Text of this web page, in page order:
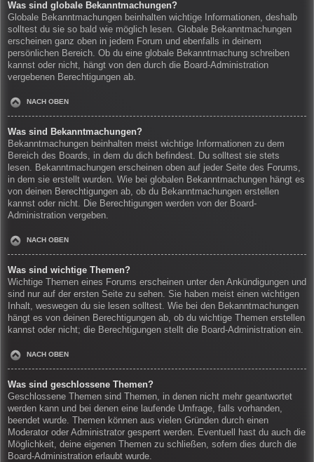
Was sind globale Bekanntmachungen?
Globale Bekanntmachungen beinhalten wichtige Informationen, deshalb
solltest du sie so bald wie möglich lesen. Globale Bekanntmachungen
erscheinen ganz oben in jedem Forum und ebenfalls in deinem
persönlichen Bereich. Ob du eine globale Bekanntmachung schreiben
kannst oder nicht, hängt von den durch die Board-Administration
vergebenen Berechtigungen ab.
NACH OBEN
Was sind Bekanntmachungen?
Bekanntmachungen beinhalten meist wichtige Informationen zu dem
Bereich des Boards, in dem du dich befindest. Du solltest sie stets
lesen. Bekanntmachungen erscheinen oben auf jeder Seite des Forums,
in dem sie erstellt wurden. Wie bei globalen Bekanntmachungen hängt es
von deinen Berechtigungen ab, ob du Bekanntmachungen erstellen
kannst oder nicht. Die Berechtigungen werden von der Board-
Administration vergeben.
NACH OBEN
Was sind wichtige Themen?
Wichtige Themen eines Forums erscheinen unter den Ankündigungen und
sind nur auf der ersten Seite zu sehen. Sie haben meist einen wichtigen
Inhalt, weswegen du sie lesen solltest. Wie bei den Bekanntmachungen
hängt es von deinen Berechtigungen ab, ob du wichtige Themen erstellen
kannst oder nicht; die Berechtigungen stellt die Board-Administration ein.
NACH OBEN
Was sind geschlossene Themen?
Geschlossene Themen sind Themen, in denen nicht mehr geantwortet
werden kann und bei denen eine laufende Umfrage, falls vorhanden,
beendet wurde. Themen können aus vielen Gründen durch einen
Moderator oder Administrator gesperrt werden. Eventuell hast du auch die
Möglichkeit, deine eigenen Themen zu schließen, sofern dies durch die
Board-Administration erlaubt wurde.